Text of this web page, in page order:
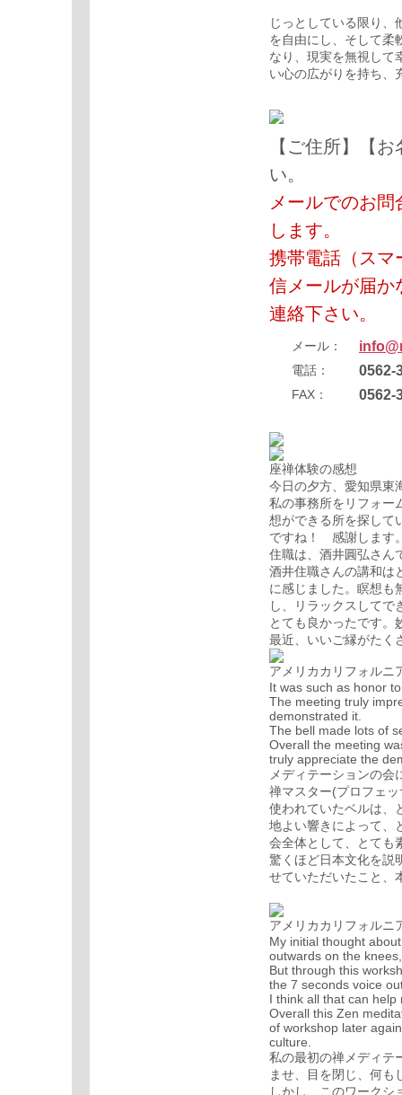
じっとしている限り、
を自由にし、そして柔
なり、現実を無視して
い心の広がりを持ち、
【ご住所】【
い。
メールでのお
します。
携帯電話（スマ
信メールが届か
連絡下さい。
メール：
電話： 0562-
FAX： 0562-
座禅体験の感想
今日の夕方、愛知県東
私の事務所をリフォー
想ができる所を探して
ですね！ 感謝します
住職は、酒井圓弘さん
酒井住職さんの講和は
に感じました。瞑想も
し、リラックスしてで
とても良かったです。
最近、いいご縁がたく
アメリカカリフォルニ
It was such as honor
The meeting truly
demonstrated it.
The bell made lots of
Overall the meeting
truly appreciate the
メディテーションの
禅マスター(プロフェ
使われていたベルは、
地よい響きによって、
会全体として、とても
驚くほど日本文化を説
せていただいたこと、
アメリカカリフォルニ
My initial thought
outwards on the
But through this
the 7 seconds voice
I think all that can
Overall this Zen
of workshop later
culture.
私の最初の禅メディテ
ませ、目を閉じ、何も
しかし、このワークシ